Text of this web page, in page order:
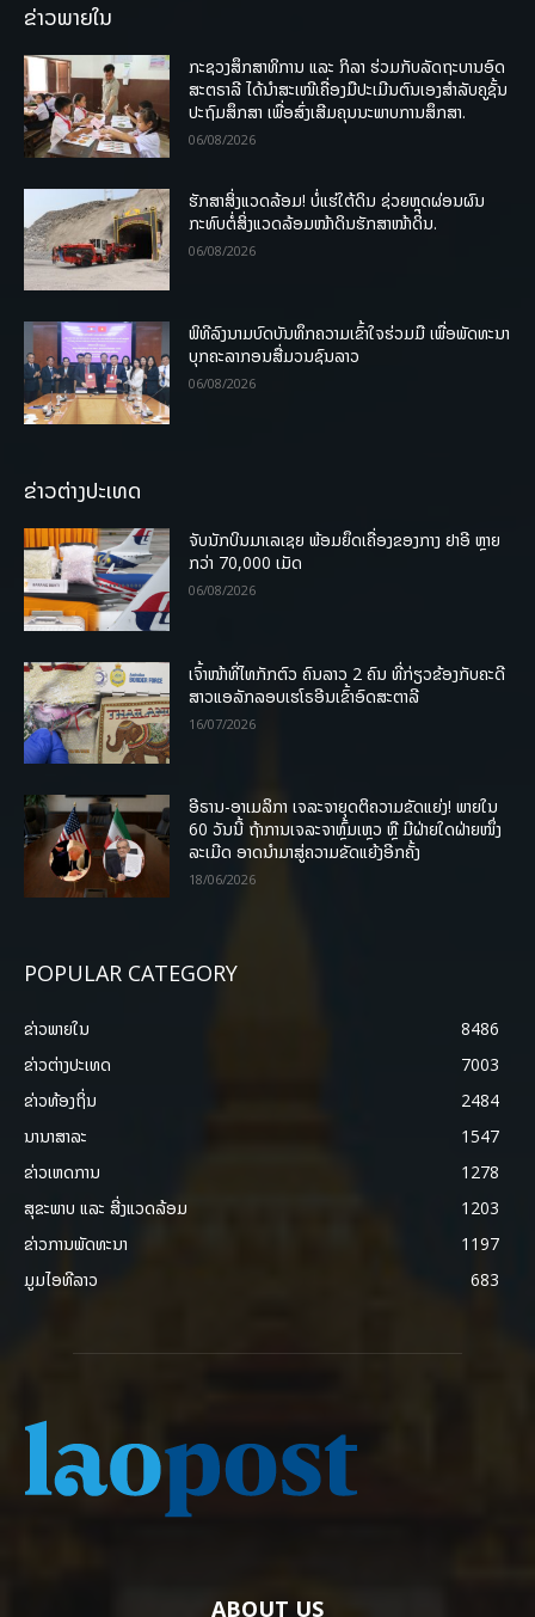
ຂ່າວພາຍໃນ
ກະຊວງສຶກສາທິການ ແລະ ກິລາ ຮ່ວມກັບລັດຖະບານອົດ
ສະຕຣາລີ ໄດ້ນຳສະເໜີເຄື່ອງມືປະເມີນຕົນເອງສຳລັບຄູຊັ້ນ
ປະຖົມສຶກສາ ເພື່ອສົ່ງເສີມຄຸນນະພາບການສຶກສາ.
06/08/2026
ຮັກສາສິ່ງແວດລ້ອມ! ບໍ່ແຮ່ໃຕ້ດິນ ຊ່ວຍຫຼຸດຜ່ອນຜົນ
ກະທົບຕໍ່ສິ່ງແວດລ້ອມໜ້າດິນຮັກສາໜ້າດິນ.
06/08/2026
ພິທີລົງນາມບົດບັນທຶກຄວາມເຂົ້າໃຈຮ່ວມມື ເພື່ອພັດທະນາ
ບຸກຄະລາກອນສື່ມວນຊົນລາວ
06/08/2026
ຂ່າວຕ່າງປະເທດ
ຈັບນັກບິນມາເລເຊຍ ພ້ອມຍຶດເຄື່ອງຂອງກາງ ຢາອີ ຫຼາຍ
ກວ່າ 70,000 ເມັດ
06/08/2026
ເຈົ້າໜ້າທີ່ໄທກັກຕົວ ຄົນລາວ 2 ຄົນ ທີ່ກ່ຽວຂ້ອງກັບຄະດີ
ສາວແອລັກລອບເຮໂຣອີນເຂົ້າອົດສະຕາລີ
16/07/2026
ອີຣານ-ອາເມລິກາ ເຈລະຈາຍຸດຕິຄວາມຂັດແຍ່ງ! ພາຍໃນ
60 ວັນນີ້ ຖ້າການເຈລະຈາຫຼົ້ມເຫຼວ ຫຼື ມີຝ່າຍໃດຝ່າຍໜຶ່ງ
ລະເມີດ ອາດນໍາມາສູ່ຄວາມຂັດແຍ້ງອີກຄັ້ງ
18/06/2026
POPULAR CATEGORY
ຂ່າວພາຍ​ໃນ
8486
ຂ່າວຕ່າງປະເທດ
7003
ຂ່າວທ້ອງຖິ່ນ
2484
ນານາສາລະ
1547
ຂ່າວເຫດການ
1278
ສຸຂະພາບ ແລະ ສີ່ງແວດລ້ອມ
1203
ຂ່າວການພັດທະນາ
1197
ມູມໄອທີລາວ
683
ABOUT US